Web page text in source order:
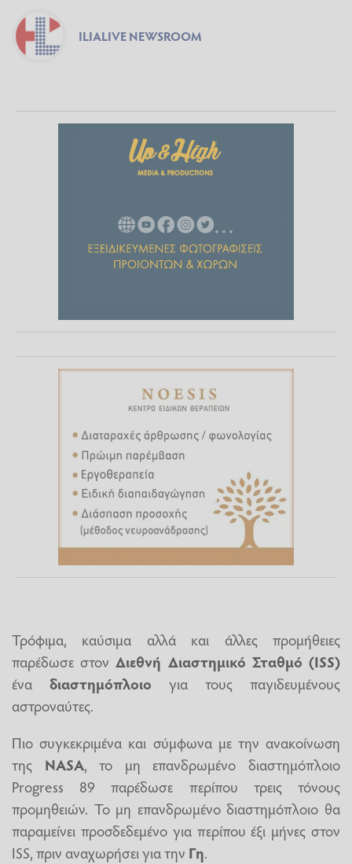
ILIALIVE NEWSROOM
Τρόφιμα, καύσιμα αλλά και άλλες προμήθειες
παρέδωσε στονΔιεθνή Διαστημικό Σταθμό (ISS)
ένα διαστημόπλοιο για τους παγιδευμένους
αστροναύτες.
Πιο συγκεκριμένα και σύμφωνα με την ανακοίνωση
της NASA, το μη επανδρωμένο διαστημόπλοιο
Progress 89 παρέδωσε περίπου τρεις τόνους
προμηθειών. Το μη επανδρωμένο διαστημόπλοιο θα
παραμείνει προσδεδεμένο για περίπου έξι μήνες στον
ISS, πριν αναχωρήσει για την Γη.